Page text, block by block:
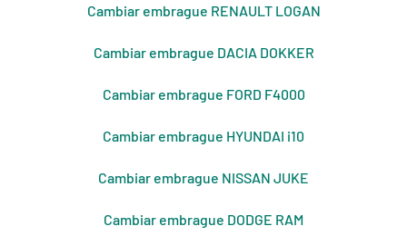
Cambiar embrague RENAULT LOGAN
Cambiar embrague DACIA DOKKER
Cambiar embrague FORD F4000
Cambiar embrague HYUNDAI i10
Cambiar embrague NISSAN JUKE
Cambiar embrague DODGE RAM